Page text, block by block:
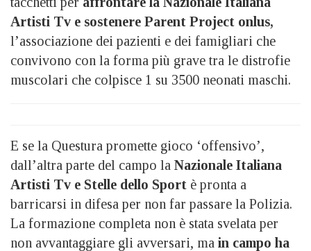
Artisti Tv e sostenere Parent Project onlus,
l’associazione dei pazienti e dei famigliari che
convivono con la forma più grave tra le distrofie
muscolari che colpisce 1 su 3500 neonati maschi.
E se la Questura promette gioco ‘offensivo’,
dall’altra parte del campo la Nazionale Italiana
Artisti Tv e Stelle dello Sport è pronta a
barricarsi in difesa per non far passare la Polizia.
La formazione completa non è stata svelata per
non avvantaggiare gli avversari, ma in campo ha